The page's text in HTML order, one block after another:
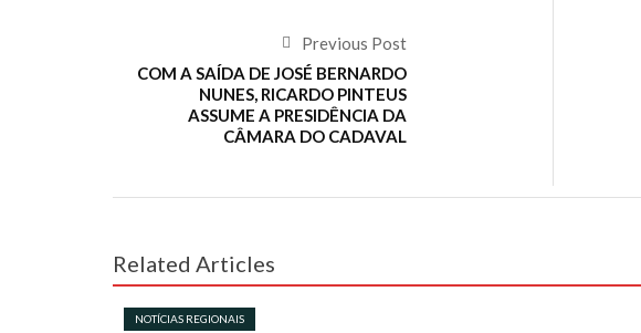
Previous Post
COM A SAÍDA DE JOSÉ BERNARDO
NUNES, RICARDO PINTEUS
ASSUME A PRESIDÊNCIA DA
CÂMARA DO CADAVAL
Related Articles
NOTÍCIAS REGIONAIS